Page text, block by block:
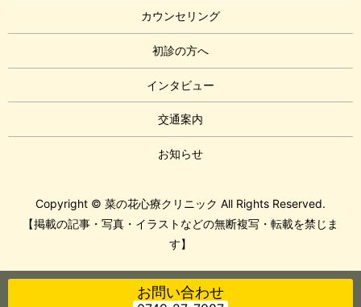
カウンセリング
初診の方へ
インタビュー
交通案内
お知らせ
Copyright © 菜の花心療クリニック All Rights Reserved.
【掲載の記事・写真・イラストなどの無断複写・転載を禁じま
す】
お問い合わせ